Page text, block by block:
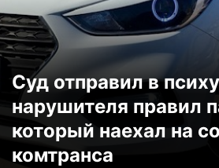
Суд отправил в
нарушителя правил
который наехал на
комтранса